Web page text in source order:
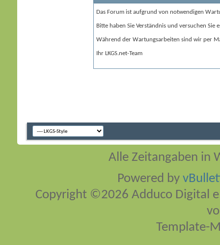
Das Forum ist aufgrund von notwendigen
Bitte haben Sie Verständnis und versuchen Sie
Während der Wartungsarbeiten sind wir per
Ihr LKGS.net-Team
Alle Zeitangaben in
Powered by
Copyright ©2026 Adduco Digital
Template-